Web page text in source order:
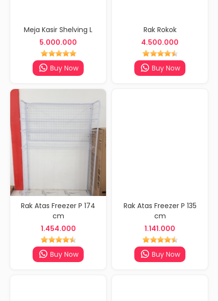
Meja Kasir Shelving L
5.000.000
Buy Now
Rak Rokok
4.500.000
Buy Now
Rak Atas Freezer P 174
cm
1.454.000
Buy Now
Rak Atas Freezer P 135
cm
1.141.000
Buy Now